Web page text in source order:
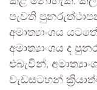
පැවති
අමාත්‍යාංශය
අමාත්‍යාංශය ද
එබැවින්,
වැඩසටහන්